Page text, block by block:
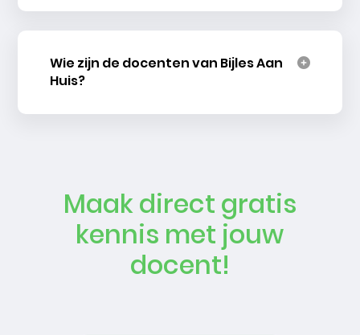
Wie zijn de docenten van Bijles Aan
Huis?
Maak direct gratis
kennis met jouw
docent!